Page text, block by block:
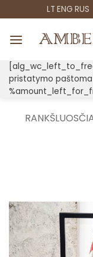
to
content
LT ENG RUS
pristatymo